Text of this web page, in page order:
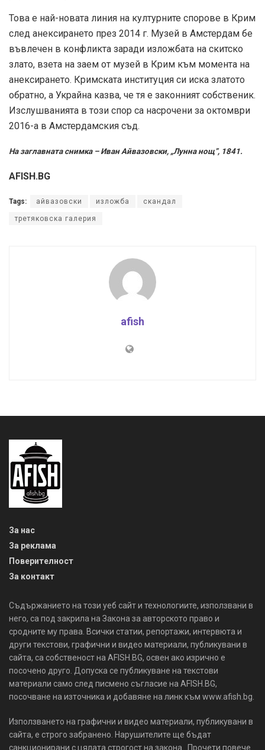
Това е най-новата линия на културните спорове в Крим
след анексирането през 2014 г. Музей в Амстердам бе
въвлечен в конфликта заради изложбата на скитско
злато, взета на заем от музей в Крим към момента на
анексирането. Кримската институция си иска златото
обратно, а Украйна казва, че тя е законният собственик.
Изслушванията в този спор са насрочени за октомври
2016-а в Амстердамския съд.
На заглавната снимка – Иван Айвазовски, „Лунна нощ”, 1841.
AFISH.BG
Tags: айвазовски изложба скандал
третяковска галерия
afish
За нас
За реклама
Поверителност
За контакт
Съдържанието на този уеб сайт и технологиите, използвани в
него, са под закрила на Закона за авторското право и
сродните му права. Всички статии, репортажи, интервюта и
други текстови, графични и видео материали, публикувани в
сайта, са собственост на AFISH.BG, освен ако изрично е
посочено друго. Допуска се публикуване на текстови
материали само след писмено съгласие на AFISH.BG,
посочване на източника и добавяне на линк към www.afish.bg.
Използването на графични и видео материали, публикувани в
сайта, е строго забранено. Нарушителите ще бъдат
санкционирани с цялата строгост на закона. Прочети повече